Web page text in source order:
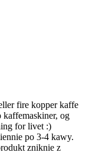
fire kopper kaffe
kaffemaskiner, og
for livet :)
po 3-4 kawy.
zniknie z